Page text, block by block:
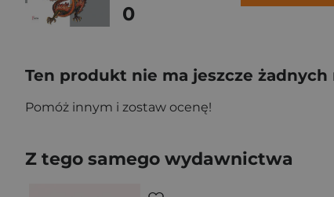
0
Ten produkt nie ma jeszcze żadnych
Pomóż innym i zostaw ocenę!
Z tego samego wydawnictwa